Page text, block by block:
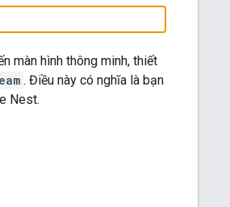
màn hình thông minh, thiết
. Điều này có nghĩa là bạn
Nest.